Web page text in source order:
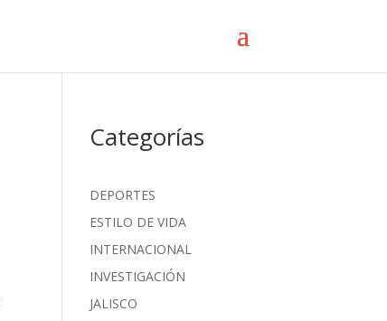
Categorías
DEPORTES
ESTILO DE VIDA
INTERNACIONAL
INVESTIGACIÓN
JALISCO